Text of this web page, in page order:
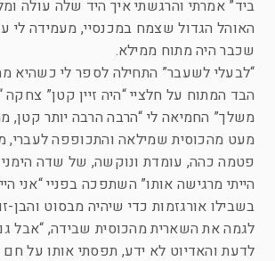
ביד” אמרתי והרגשתי איך היד שלה עולה
האוהל הגדול שצמח במכנסיי, מעמידה לי
שכבר היה מתוח ממילא.
“לבעלי לשעבר” התחילה לספר לי כשהיא
הבד המתוח על חלציי “היה זיין קטן” צחקה
משלך” החמיאה לי “הרבה הרבה יותר
מעט מהכוסית שמילאה והתכופפה לעברי,
פטמה כהה, עומדת ונוקשה, של שדה
הייתי מרגישה אותו” השתפכה בפניי “אני
בשבילו אורגזמות כדי שיהיה מבסוט והבן-
לגמה את השארית מהכוסית שבידה, “אבל
לדעת והאדיוט לא ידע, תפסתי אותו על